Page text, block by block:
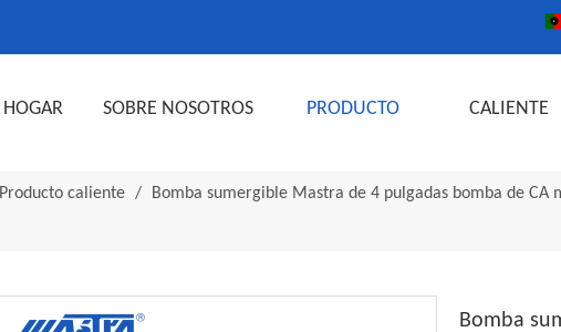
HOGAR SOBRE NOSOTROS PRODUCTO CALIENTE
Producto caliente /
Bomba sumergible Mastra de 4 pulgadas bomba de CA
Bomba